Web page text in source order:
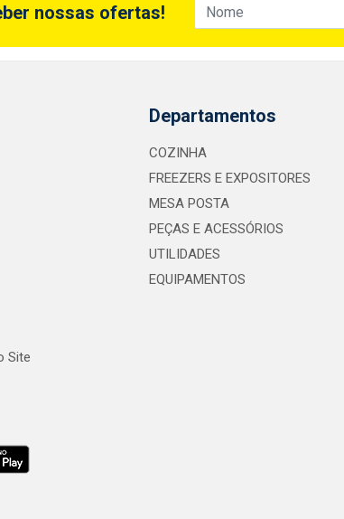
nossas ofertas!
Site
Departamentos
COZINHA
FREEZERS E EXPOSITORES
MESA POSTA
PEÇAS E ACESSÓRIOS
UTILIDADES
EQUIPAMENTOS